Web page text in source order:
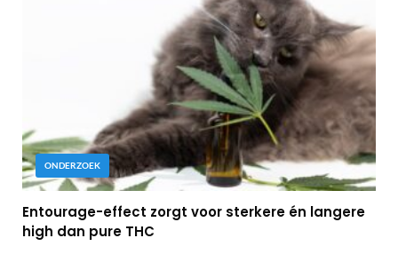
ONDERZOEK
Entourage-effect zorgt voor sterkere én langere
high dan pure THC